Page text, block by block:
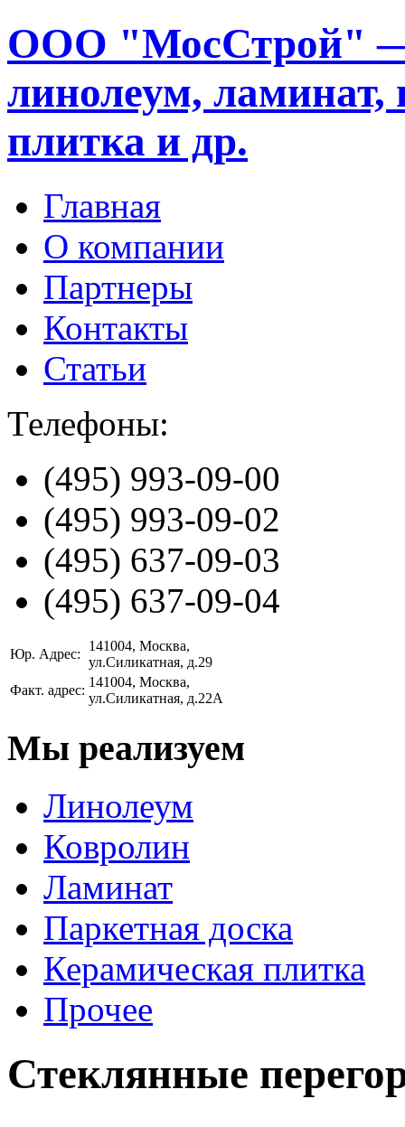
ООО "МосСтрой" —
линолеум, ламинат,
плитка и др.
Главная
О компании
Партнеры
Контакты
Статьи
Телефоны:
(495) 993-09-00
(495) 993-09-02
(495) 637-09-03
(495) 637-09-04
Юр. Адрес:
141004, Москва,
ул.Силикатная, д.29
Факт. адрес:
141004, Москва,
ул.Силикатная, д.22А
Мы реализуем
Линолеум
Ковролин
Ламинат
Паркетная доска
Керамическая плитка
Прочее
Стеклянные